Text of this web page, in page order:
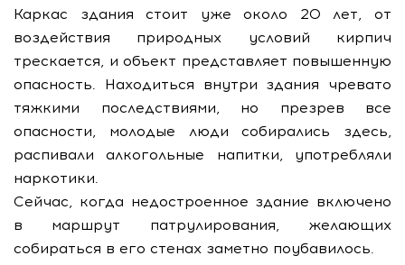
Каркас здания стоит уже около 20 лет, от
воздействия природных условий кирпич
трескается, и объект представляет повышенную
опасность. Находиться внутри здания чревато
тяжкими последствиями, но презрев все
опасности, молодые люди собирались здесь,
распивали алкогольные напитки, употребляли
наркотики.
Сейчас, когда недостроенное здание включено
в маршрут патрулирования, желающих
собираться в его стенах заметно поубавилось.